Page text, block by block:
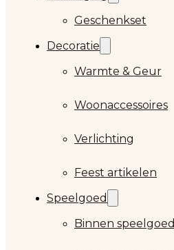
Geschenkset
Decoratie
Warmte & Geur
Woonaccessoires
Verlichting
Feest artikelen
Speelgoed
Binnen speelgoed